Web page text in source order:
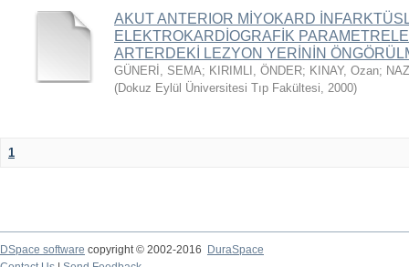
AKUT ANTERIOR MİYOKARD
ELEKTROKARDİOGRAFİK
ARTERDEKİ LEZYON YERİNİN
GÜNERİ, SEMA; KIRIMLI, ÖNDER; KINAY, Ozan;
(Dokuz Eylül Üniversitesi Tıp Fakültesi, 2000)
1
DSpace software copyright © 2002-2016
DuraSpace